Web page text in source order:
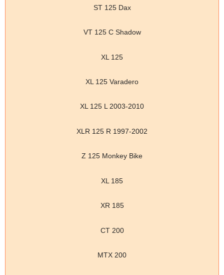
ST 125 Dax
VT 125 C Shadow
XL 125
XL 125 Varadero
XL 125 L 2003-2010
XLR 125 R 1997-2002
Z 125 Monkey Bike
XL 185
XR 185
CT 200
MTX 200